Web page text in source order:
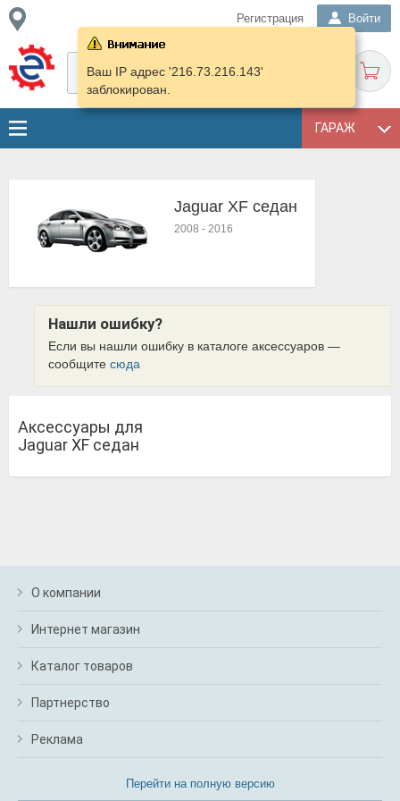
Регистрация Войти
ГАРАЖ
Ваш IP адрес '216.73.216.143'
заблокирован.
Jaguar XF седан
2008 - 2016
Нашли ошибку?
Если вы нашли ошибку в каталоге аксессуаров —
сообщите сюда
Аксессуары для
Jaguar XF седан
О компании
Интернет магазин
Каталог товаров
Партнерство
Реклама
Перейти на полную версию